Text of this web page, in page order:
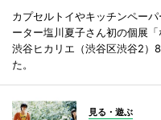
カプセルトイやキッチンペー
ーター塩川夏子さん初の個展
渋谷ヒカリエ（渋谷区渋谷2）
た。
見る・遊ぶ